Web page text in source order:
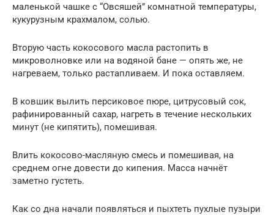
маленькой чашке с “Овсяшей” комнатной температуры,
кукурузным крахмалом, солью.
Вторую часть кокосового масла растопить в
микроволновке или на водяной бане — опять же, не
нагреваем, только растапливаем. И пока оставляем.
В ковшик вылить персиковое пюре, цитрусовый сок,
рафинированный сахар, нагреть в течение нескольких
минут (не кипятить), помешивая.
Влить кокосово-масляную смесь и помешивая, на
среднем огне довести до кипения. Масса начнёт
заметно густеть.
Как со дна начали появляться и пыхтеть пухлые пузыри